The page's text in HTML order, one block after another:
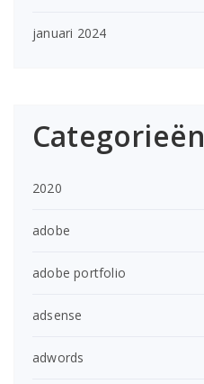
januari 2024
Categorieën
2020
adobe
adobe portfolio
adsense
adwords